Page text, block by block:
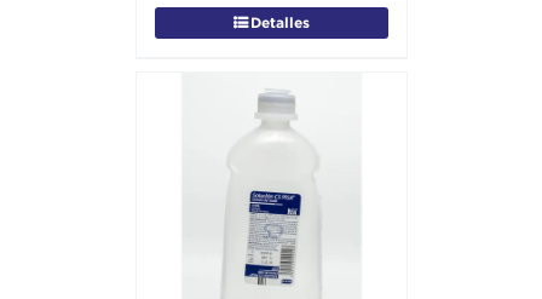
Detalles